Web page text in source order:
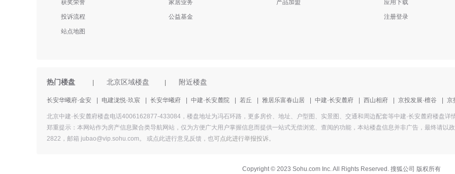
获奖荣誉
投诉流程
站点地图
家居业务
公益基金
产品加盟 应用下载
注册登录
热门楼盘 北京区域楼盘 附近楼盘
长安华曦府·金安 电建泷悦·玖宸 长安华曦府 中建·长安麓院 若丘 雅居乐富春山居 中建·长安麓府 西山相府 京投发展·檀谷 京
北京中建·长安麓府楼盘电话4006162877-433084，楼盘地址为冯石环路，更多房价、地址、户型图、实景图、交通和周边配套等中建·长安麓府楼盘详
郑重提示：本网站作为房产信息聚合类导航网站，仅为方便广大用户掌握信息而提供一站式无偿浏览、查阅的功能，本站楼盘信息并非广告，最终请以
2822，邮箱 jubao@vip.sohu.com。 或点此进行意见反馈， 也可点此进行举报投诉。
Copyright©2023 Sohu.com Inc. All Rights Reserved. 搜狐公司 版权所有